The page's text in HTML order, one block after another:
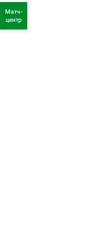
Матч-
центр